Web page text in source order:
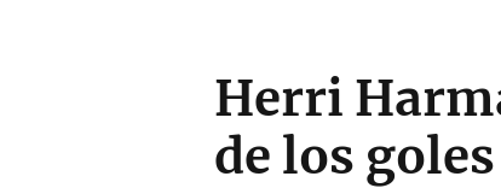
Herri
de los goles